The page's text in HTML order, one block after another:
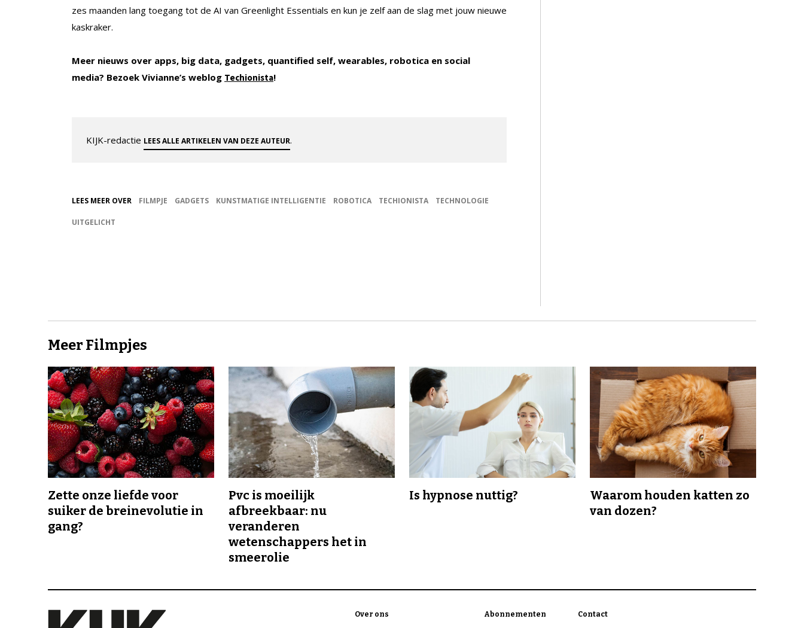
zes maanden lang toegang tot de AI van Greenlight Essentials en kun je zelf aan de slag met jouw nieuwe
kaskraker.
Meer nieuws over apps, big data, gadgets, quantified self, wearables, robotica en social
media? Bezoek Vivianne’s weblog Techionista!
KIJK-redactie LEES ALLE ARTIKELEN VAN DEZE AUTEUR.
LEES MEER OVER FILMPJE GADGETS KUNSTMATIGE INTELLIGENTIE ROBOTICA TECHIONISTA TECHNOLOGIE
UITGELICHT
Meer Filmpjes
Zette onze liefde voor
suiker de breinevolutie in
gang?
Pvc is moeilijk
afbreekbaar: nu
veranderen
wetenschappers het in
smeerolie
Is hypnose nuttig?
Waarom houden katten zo
van dozen?
Over ons Abonnementen Contact